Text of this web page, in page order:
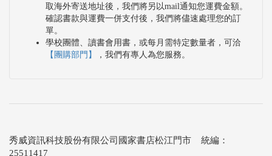
取海外寄送地址後，我們將另以mail通知您運費金額。
確認書款與運費一併支付後，我們將儘速處理您的訂
單。
學校團體、讀書會用書，或每月需特定數量者，可洽
【團購部門】
，我們有專人為您服務。
秀威資訊科技股份有限公司國家書店松江門市 統編：
25511417